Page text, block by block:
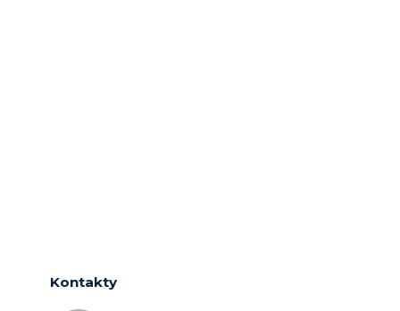
Kontakty